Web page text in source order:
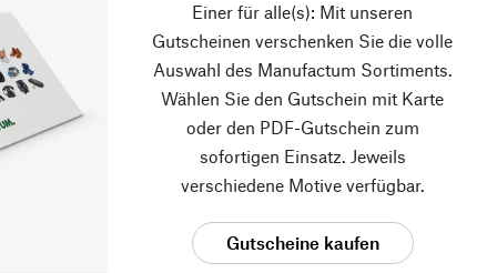
Einer für alle(s): Mit unseren
Gutscheinen verschenken Sie die volle
Auswahl des Manufactum Sortiments.
Wählen Sie den Gutschein mit Karte
oder den PDF-Gutschein zum
sofortigen Einsatz. Jeweils
verschiedene Motive verfügbar.
Gutscheine kaufen